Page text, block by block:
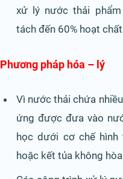
xử lý nước thải
tách đến 60% hoạt
Phương pháp hóa – lý
Vì nước thải chứa
ứng được đưa vào
học dưới cơ chế hình
hoặc kết tủa không